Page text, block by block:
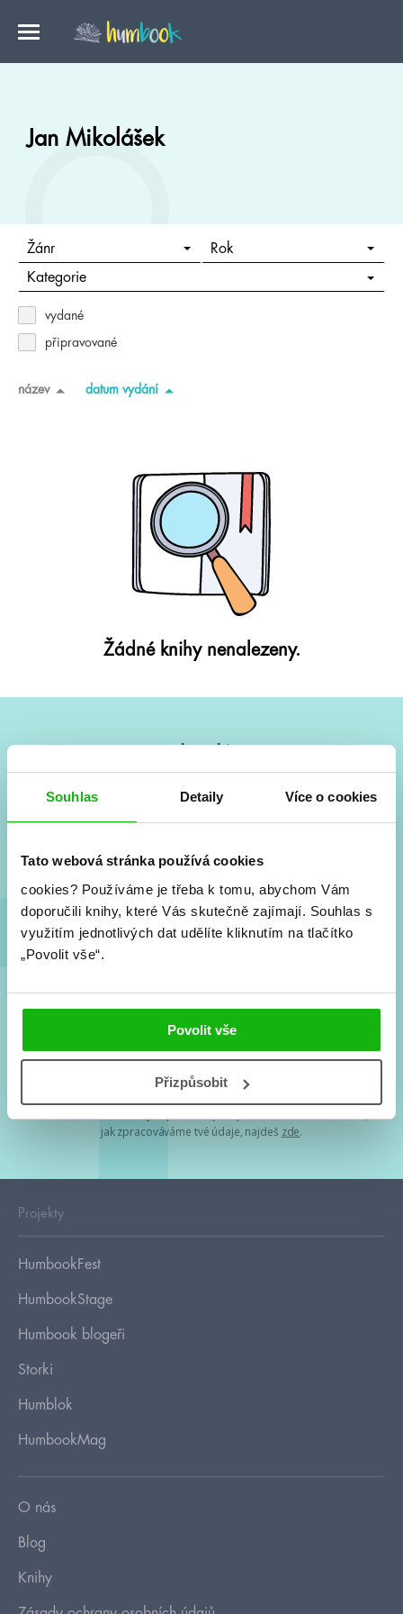
Souhlas Detaily Více o cookies
Tato webová stránka používá cookies
cookies? Používáme je třeba k tomu, abychom Vám
doporučili knihy, které Vás skutečně zajímají. Souhlas s
využitím jednotlivých dat udělíte kliknutím na tlačítko
„Povolit vše“.
Povolit vše
Přizpůsobit
Jan Mikolášek
Žánr Rok
Kategorie
vydané
připravované
název datum vydání
Žádné knihy nenalezeny.
Vše kolem #youngadult každý měsíc rovnou do mailu!
a seriálové adaptace a další.
Souhlasím spodmínkami zpracování osobních údajů
Tvá e-mailová adresa je u nás v bezpečí. Přečti si
jak zpracováváme tvé údaje, najdeš zde.
Projekty
HumbookFest
HumbookStage
Humbook blogeři
Storki
Humblok
HumbookMag
O nás
Blog
Knihy